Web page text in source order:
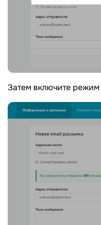
Затем включите режим